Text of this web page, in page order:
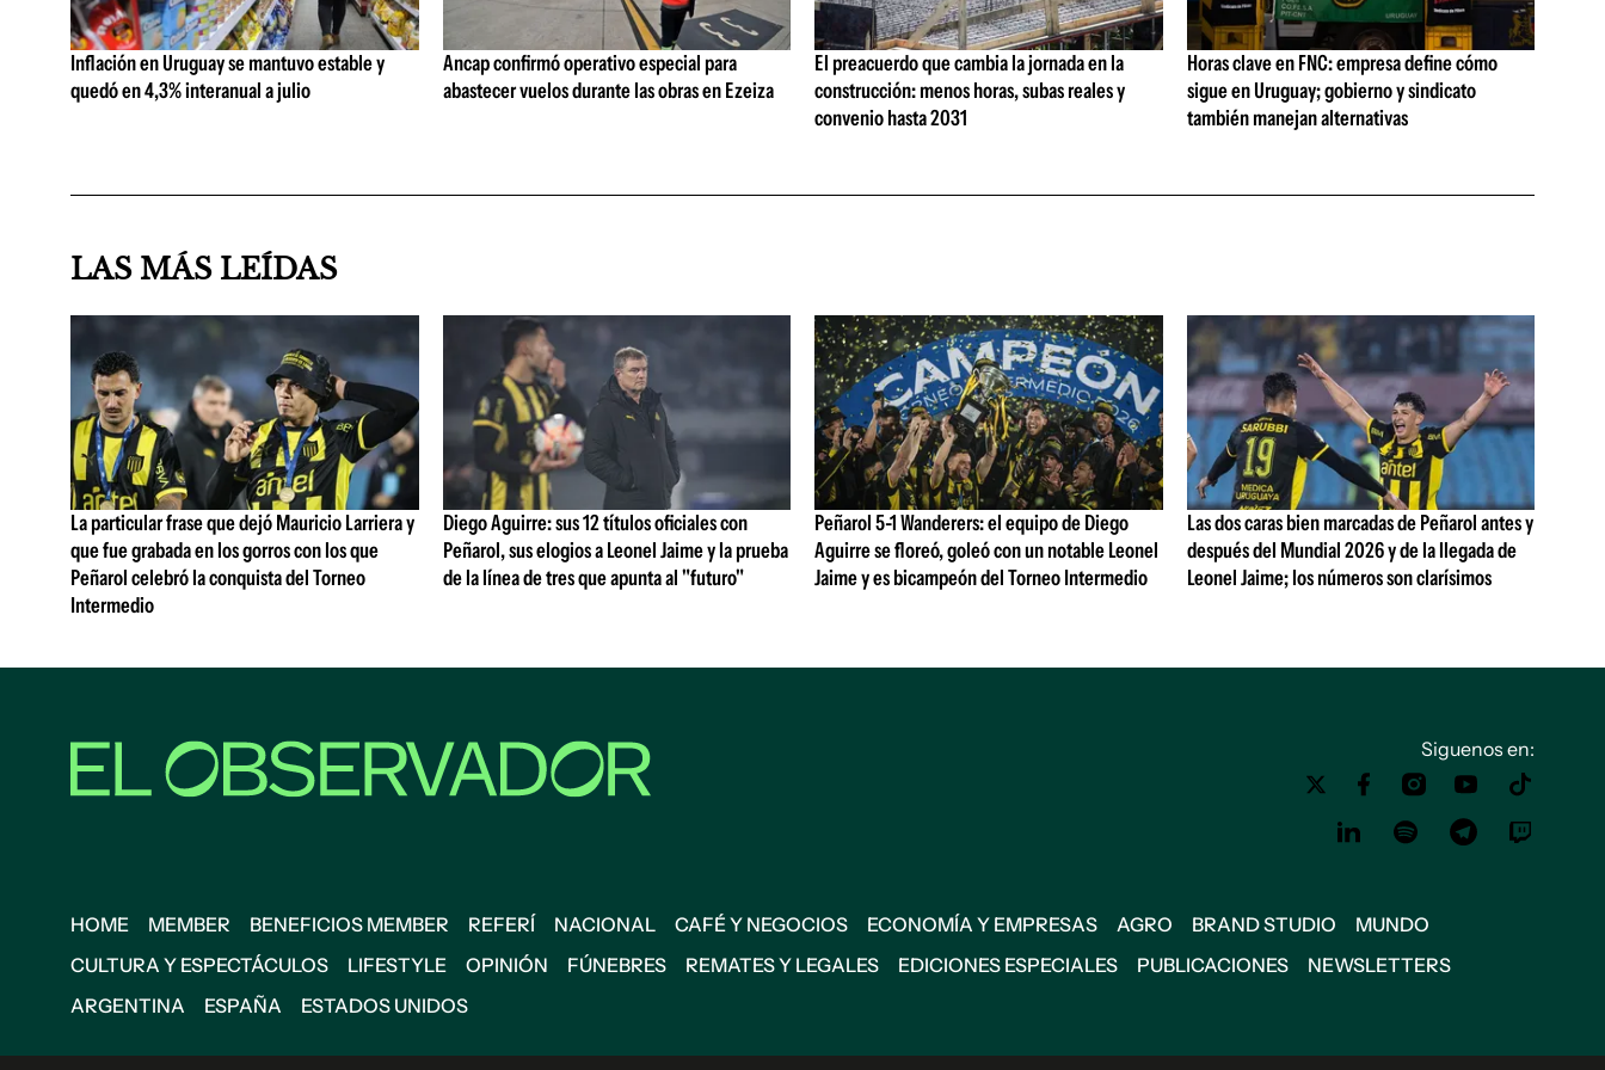
Inflación en Uruguay se mantuvo estable y
quedó en 4,3% interanual a julio
Ancap confirmó operativo especial para
abastecer vuelos durante las obras en Ezeiza
El preacuerdo que cambia la jornada en la
construcción: menos horas, subas reales y
convenio hasta 2031
Horas clave en FNC: empresa define cómo
sigue en Uruguay; gobierno y sindicato
también manejan alternativas
LAS MÁS LEÍDAS
La particular frase que dejó Mauricio Larriera y
que fue grabada en los gorros con los que
Peñarol celebró la conquista del Torneo
Intermedio
Diego Aguirre: sus 12 títulos oficiales con
Peñarol, sus elogios a Leonel Jaime y la prueba
de la línea de tres que apunta al "futuro"
Peñarol 5-1 Wanderers: el equipo de Diego
Aguirre se floreó, goleó con un notable Leonel
Jaime y es bicampeón del Torneo Intermedio
Las dos caras bien marcadas de Peñarol antes y
después del Mundial 2026 y de la llegada de
Leonel Jaime; los números son clarísimos
Siguenos en:
HOME MEMBER BENEFICIOS MEMBER REFERÍ NACIONAL CAFÉ Y NEGOCIOS ECONOMÍA Y EMPRESAS AGRO BRAND STUDIO
MUNDO
CULTURA Y ESPECTÁCULOS
LIFESTYLE OPINIÓN FÚNEBRES REMATES Y LEGALES EDICIONES ESPECIALES PUBLICACIONES
NEWSLETTERS
ARGENTINA
ESPAÑA ESTADOS UNIDOS